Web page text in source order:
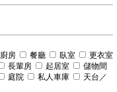
廚房 餐廳 臥室
更衣室
長輩房 起居室
儲物間
庭院 私人車庫
天台／